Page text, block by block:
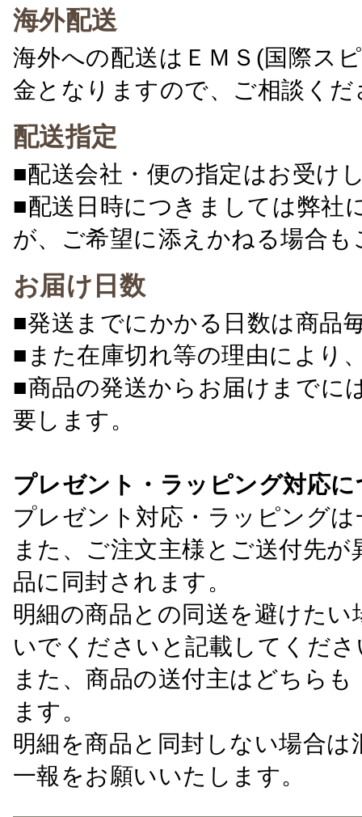
海外配送
海外への配送はＥＭＳ(国際ス
金となりますので、ご相談くだ
配送指定
■配送会社・便の指定はお受け
■配送日時につきましては弊社
が、ご希望に添えかねる場合
お届け日数
■発送までにかかる日数は商品
■また在庫切れ等の理由により
■商品の発送からお届けまでに
要します。
プレゼント・ラッピング対応
プレゼント対応・ラッピング
また、ご注文主様とご送付先
品に同封されます。
明細の商品との同送を避けた
いでくださいと記載してくださ
また、商品の送付主はどちら
ます。
明細を商品と同封しない場合
一報をお願いいたします。